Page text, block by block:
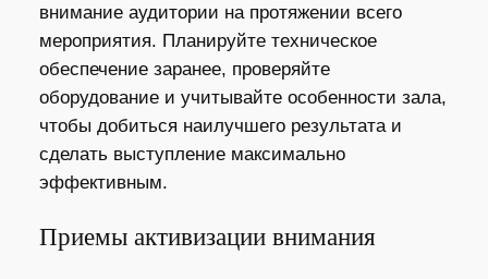
внимание аудитории на протяжении всего
мероприятия. Планируйте техническое
обеспечение заранее, проверяйте
оборудование и учитывайте особенности зала,
чтобы добиться наилучшего результата и
сделать выступление максимально
эффективным.
Приемы активизации внимания